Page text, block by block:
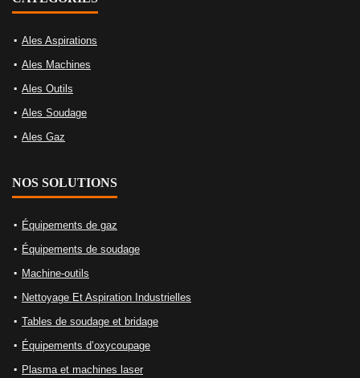
Ales Aspirations
Ales Machines
Ales Outils
Ales Soudage
Ales Gaz
NOS SOLUTIONS
Équipements de gaz
Équipements de soudage
Machine-outils
Nettoyage Et Aspiration Industrielles
Tables de soudage et bridage
Équipements d’oxycoupage
Plasma et machines laser